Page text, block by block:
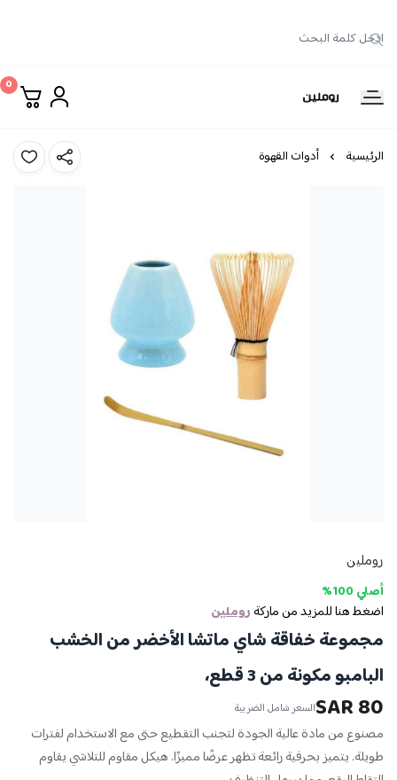
روملين
0
الرئيسية أدوات القهوة
روملين
أصلي 100%
اضغط هنا للمزيد من ماركةروملين
مجموعة خفاقة شاي ماتشا الأخضر من الخشب
البامبو مكونة من 3 قطع،
80 SAR السعر شامل الضريبة
مصنوع من مادة عالية الجودة لتجنب التقطيع حتى مع الاستخدام لفترات
طويلة. يتميز بحرفية رائعة تظهر عرضًا مميزًا. هيكل مقاوم للتلاشي يقاوم